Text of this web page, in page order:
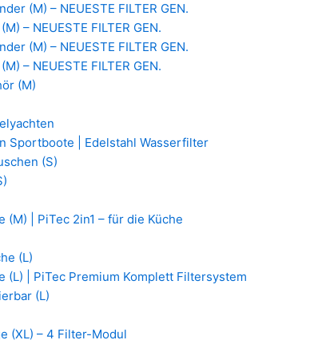
(M) – NEUESTE FILTER GEN.
– NEUESTE FILTER GEN.
(M) – NEUESTE FILTER GEN.
– NEUESTE FILTER GEN.
(M)
Sportboote | Edelstahl Wasserfilter
(S)
(M) | PiTec 2in1 – für die Küche
(L)
(L) | PiTec Premium Komplett Filtersystem
(L)
(XL) – 4 Filter-Modul